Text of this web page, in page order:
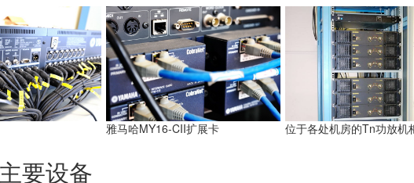
雅马哈MY16-CII扩展卡 位于各处机房的Tn功放机
要设备